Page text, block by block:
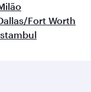
Fort Worth